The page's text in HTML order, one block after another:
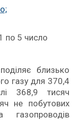
по 5 число
близько
газу для 370,4
368,9 тисяч
не побутових
газопроводів